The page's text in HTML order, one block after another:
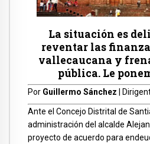
La situación es
reventar las
vallecaucana y
pública. Le
Por Guillermo Sánchez |
Ante el Concejo Distrital de
administración del alcalde
proyecto de acuerdo para